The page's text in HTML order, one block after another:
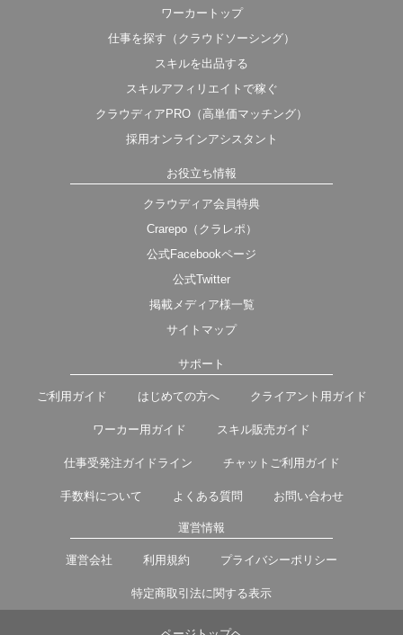
ワーカートップ
仕事を探す（クラウドソーシング）
スキルを出品する
スキルアフィリエイトで稼ぐ
クラウディアPRO（高単価マッチング）
採用オンラインアシスタント
お役立ち情報
クラウディア会員特典
Crarepo（クラレポ）
公式Facebookページ
公式Twitter
掲載メディア様一覧
サイトマップ
サポート
ご利用ガイド はじめての方へ クライアント用ガイド
ワーカー用ガイド スキル販売ガイド
仕事受発注ガイドライン チャットご利用ガイド
手数料について よくある質問 お問い合わせ
運営情報
運営会社 利用規約 プライバシーポリシー
特定商取引法に関する表示